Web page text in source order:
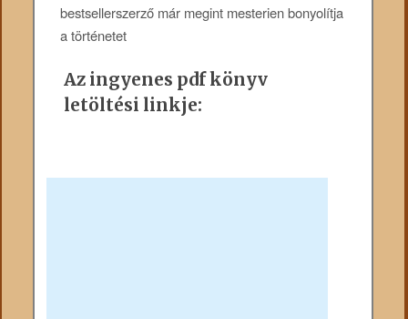
bestsellerszerző már megint mesterien bonyolítja
a történetet
Az ingyenes pdf könyv
letöltési linkje: